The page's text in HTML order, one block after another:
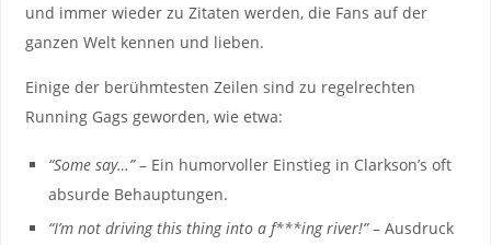
und immer wieder ⁢zu Zitaten werden, die Fans auf der
⁣ganzen Welt kennen und lieben.
⁤Einige der⁢ berühmtesten Zeilen sind zu regelrechten
Running Gags geworden, wie etwa:
“Some say…”– Ein‌ humorvoller Einstieg in Clarkson’s ⁣oft
absurde Behauptungen.
“I’m not ‌driving this thing​ into a f***ing river!”– Ausdruck